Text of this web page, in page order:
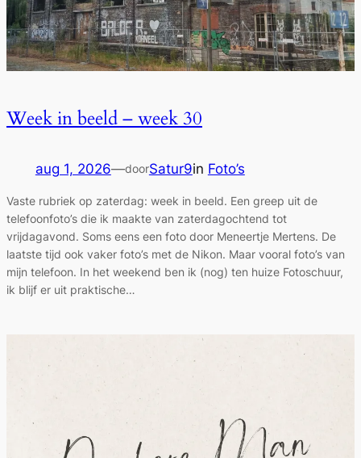
Week in beeld – week 30
aug 1, 2026—doorSatur9in Foto’s
Vaste rubriek op zaterdag: week in beeld. Een greep uit de
telefoonfoto’s die ik maakte van zaterdagochtend tot
vrijdagavond. Soms eens een foto door Meneertje Mertens. De
laatste tijd ook vaker foto’s met de Nikon. Maar vooral foto’s van
mijn telefoon. In het weekend ben ik (nog) ten huize Fotoschuur,
ik blijf er uit praktische…